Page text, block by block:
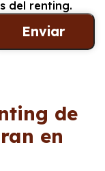
del renting.
de
en